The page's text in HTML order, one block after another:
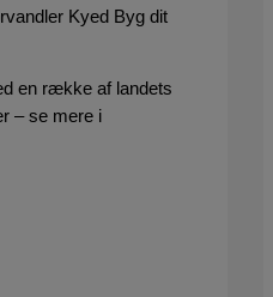
Kyed Byg dit
en række af landets
– se mere i